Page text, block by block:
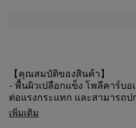
【คุณสมบัติของสินค้า】
- พื้นผิวเปลือกแข็ง โพลีคาร์บอเนต PC น้ำหนักเ
ต่อแรงกระแทก และสามารถ
สมบูรณ์แบบ
- พื้นผิวโลหะเลียนแบบ ทนทาน
เพิ่มเติม